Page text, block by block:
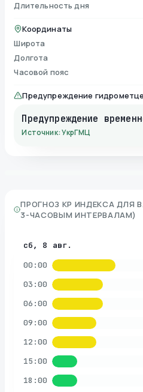
Длительность дня
Координаты
Широта
Долгота
Часовой пояс
Предупреждение
Предупреждение
Источник: УкрГМЦ
ПРОГНОЗ KP ИНДЕКСА ДЛЯ
3-ЧАСОВЫМ ИНТЕРВАЛАМ)
сб, 8 авг.
00:00
03:00
06:00
09:00
12:00
15:00
18:00